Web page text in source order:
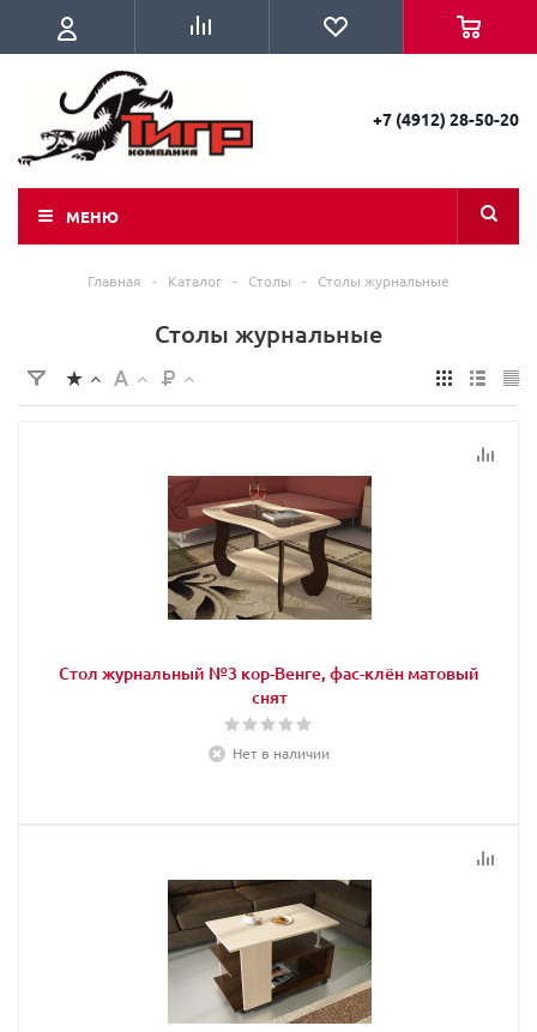
+7 (4912) 28-50-20
МЕНЮ
Главная - Каталог - Столы - Столы журнальные
Столы журнальные
Стол журнальный №3 кор-Венге, фас-клён матовый
снят
Нет в наличии